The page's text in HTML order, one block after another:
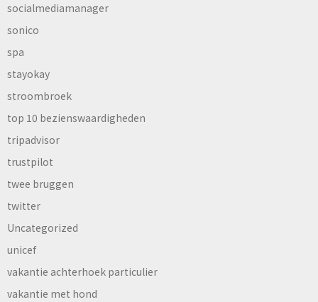
socialmediamanager
sonico
spa
stayokay
stroombroek
top 10 bezienswaardigheden
tripadvisor
trustpilot
twee bruggen
twitter
Uncategorized
unicef
vakantie achterhoek particulier
vakantie met hond